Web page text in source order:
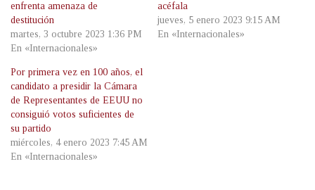
enfrenta amenaza de
destitución
martes, 3 octubre 2023 1:36 PM
En «Internacionales»
acéfala
jueves, 5 enero 2023 9:15 AM
En «Internacionales»
Por primera vez en 100 años, el
candidato a presidir la Cámara
de Representantes de EEUU no
consiguió votos suficientes de
su partido
miércoles, 4 enero 2023 7:45 AM
En «Internacionales»